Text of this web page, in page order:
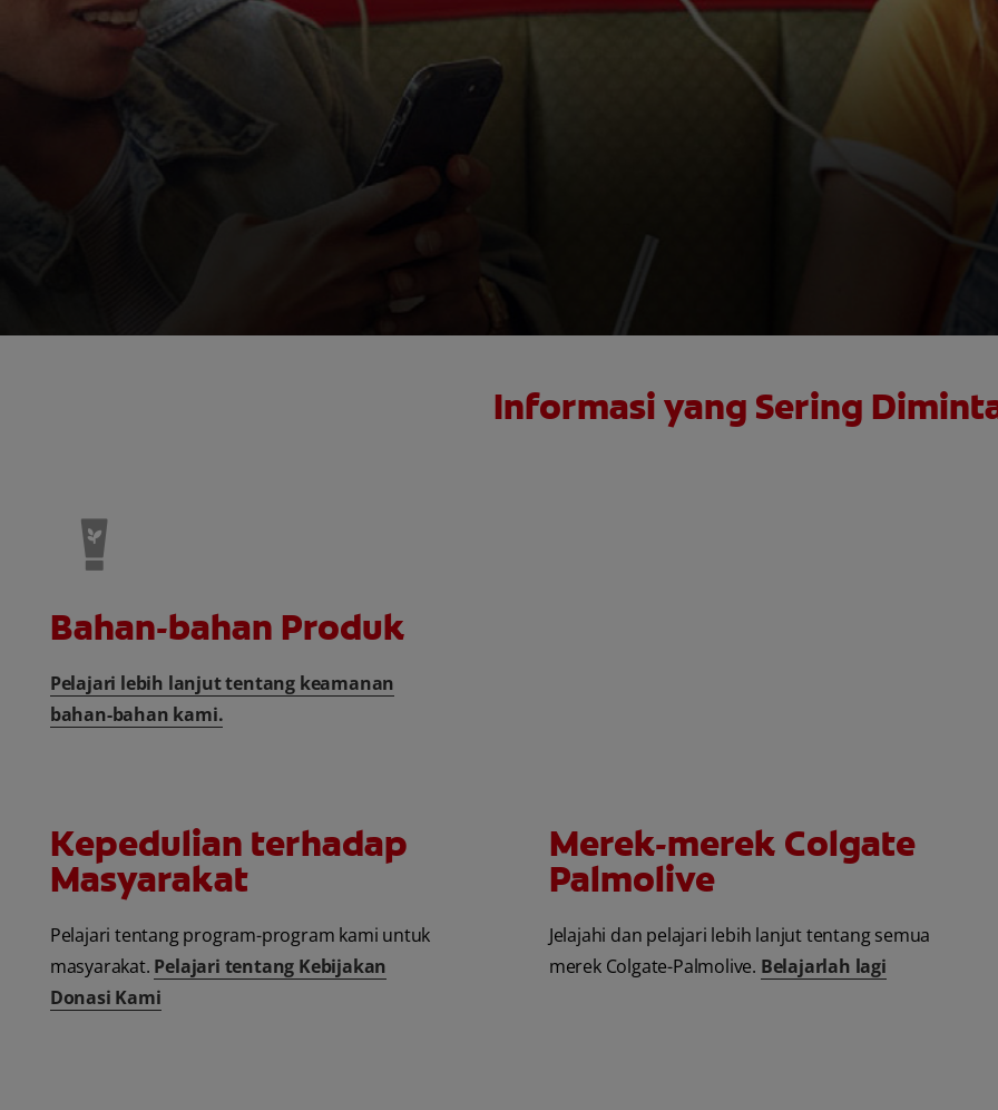
Informasi yang Sering
Bahan-bahan Produk
Pelajari lebih lanjut tentang keamanan
bahan-bahan kami.
Kepedulian terhadap
Masyarakat
Pelajari tentang program-program kami untuk
masyarakat. Pelajari tentang Kebijakan
Donasi Kami
Merek-merek Colgate
Palmolive
Jelajahi dan pelajari lebih lanjut tentang semua
merek Colgate-Palmolive. Belajarlah lagi